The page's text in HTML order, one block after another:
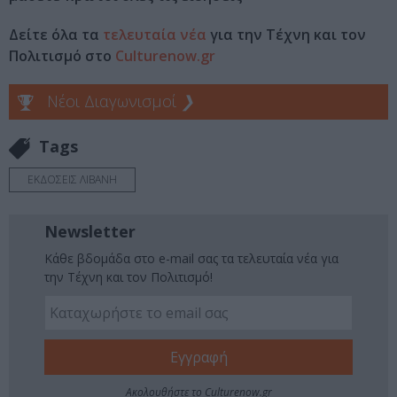
Δείτε όλα τα τελευταία νέα για την Τέχνη και τον
Πολιτισμό στο Culturenow.gr
Νέοι Διαγωνισμοί ❯
Tags
ΕΚΔΟΣΕΙΣ ΛΙΒΑΝΗ
Newsletter
Κάθε βδομάδα στο e-mail σας τα τελευταία νέα για
την Τέχνη και τον Πολιτισμό!
Ακολουθήστε το Culturenow.gr